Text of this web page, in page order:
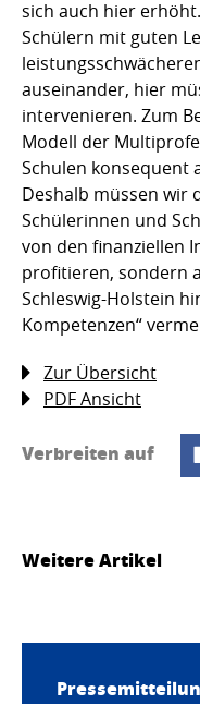
sich auch hier
Schülern mit guten
auseinander, hier
intervenieren. Zum
Modell der
Schulen konsequent
Deshalb müssen wir
Schülerinnen und
von den finanziellen
profitieren, sondern
Schleswig-Holstein
Kompetenzen“
Zur Übersicht
PDF Ansicht
Verbreiten auf
Weitere Artikel